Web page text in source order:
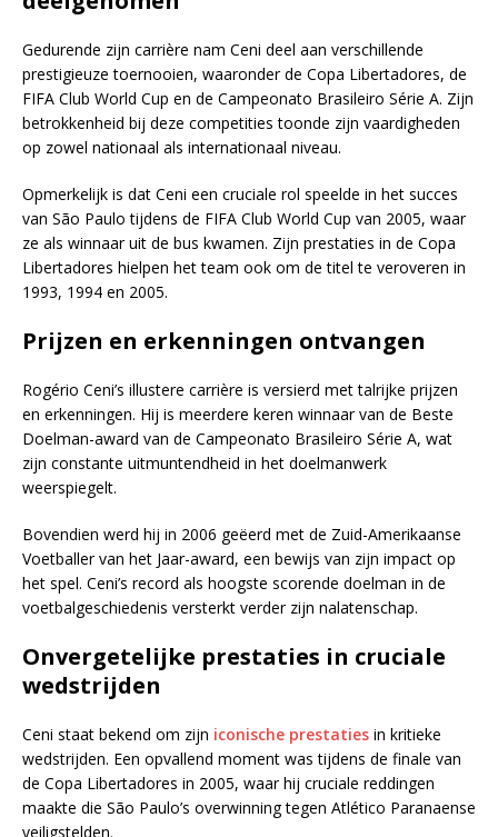
Gedurende zijn carrière nam Ceni deel aan verschillende
prestigieuze toernooien, waaronder de Copa Libertadores, de
FIFA Club World Cup en de Campeonato Brasileiro Série A. Zijn
betrokkenheid bij deze competities toonde zijn vaardigheden
op zowel nationaal als internationaal niveau.
Opmerkelijk is dat Ceni een cruciale rol speelde in het succes
van São Paulo tijdens de FIFA Club World Cup van 2005, waar
ze als winnaar uit de bus kwamen. Zijn prestaties in de Copa
Libertadores hielpen het team ook om de titel te veroveren in
1993, 1994 en 2005.
Prijzen en erkenningen ontvangen
Rogério Ceni’s illustere carrière is versierd met talrijke prijzen
en erkenningen. Hij is meerdere keren winnaar van de Beste
Doelman-award van de Campeonato Brasileiro Série A, wat
zijn constante uitmuntendheid in het doelmanwerk
weerspiegelt.
Bovendien werd hij in 2006 geëerd met de Zuid-Amerikaanse
Voetballer van het Jaar-award, een bewijs van zijn impact op
het spel. Ceni’s record als hoogste scorende doelman in de
voetbalgeschiedenis versterkt verder zijn nalatenschap.
Onvergetelijke prestaties in cruciale
wedstrijden
Ceni staat bekend om zijn iconische prestaties in kritieke
wedstrijden. Een opvallend moment was tijdens de finale van
de Copa Libertadores in 2005, waar hij cruciale reddingen
maakte die São Paulo’s overwinning tegen Atlético Paranaense
veiligstelden.